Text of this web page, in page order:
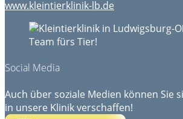
www.kleintierklinik-lb.de
Social Media
Auch über soziale Medien können Sie
in unsere Klinik verschaffen!